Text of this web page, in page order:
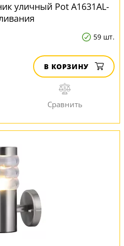
уличный Pot A1631AL-
59 шт.
В КОРЗИНУ